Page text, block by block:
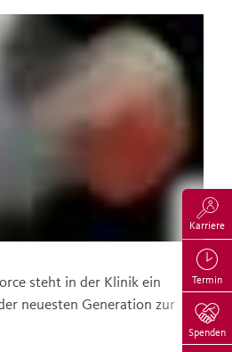
Karriere
Termin
Spenden
steht in der Klinik ein
neuesten Generation zur